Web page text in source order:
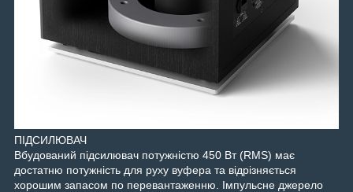
ПІДСИЛЮВАЧ
Вбудований підсилювач потужністю 450 Вт (RMS) має
достатню потужність для руху вуфера та відрізняється
хорошим запасом по перевантаженню. Імпульсне джерело